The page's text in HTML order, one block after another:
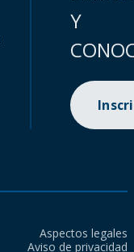
Y
Aspectos legales
Aviso de privacidad